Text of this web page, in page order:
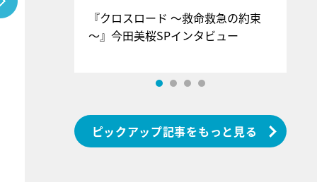
』＝LOV
インタ
『クロスロード ～救命救急の約束
～』今田美桜SPインタビュー
ピックアップ記事をもっと見る